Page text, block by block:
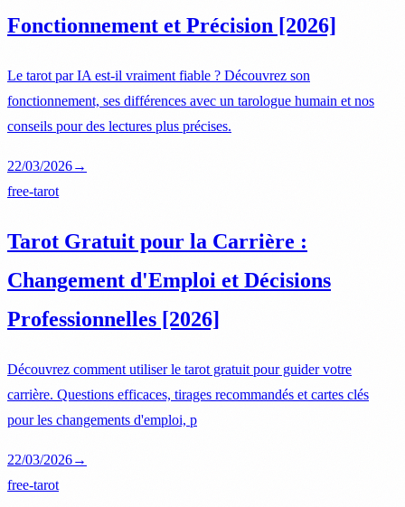
Fonctionnement et Précision [2026]
Le tarot par IA est-il vraiment fiable ? Découvrez son
fonctionnement, ses différences avec un tarologue humain et nos
conseils pour des lectures plus précises.
22/03/2026→
free-tarot
Tarot Gratuit pour la Carrière :
Changement d'Emploi et Décisions
Professionnelles [2026]
Découvrez comment utiliser le tarot gratuit pour guider votre
carrière. Questions efficaces, tirages recommandés et cartes clés
pour les changements d'emploi, p
22/03/2026→
free-tarot